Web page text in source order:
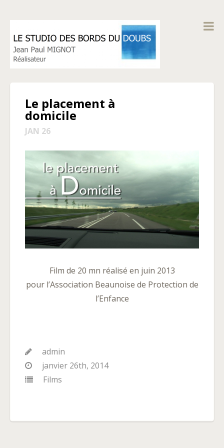
Le placement à
domicile
JAN 26
Film de 20 mn réalisé en juin 2013
pour l’Association Beaunoise de Protection de
l’Enfance
admin
janvier 26th, 2014
Films